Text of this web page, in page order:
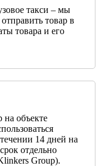
такси – мы
товар в
товара и его
на объекте
14 дней на
отдельно
Group).